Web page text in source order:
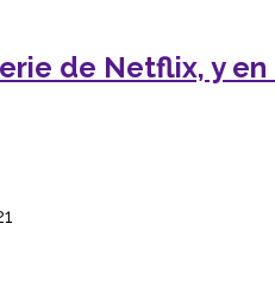
de Netflix, y